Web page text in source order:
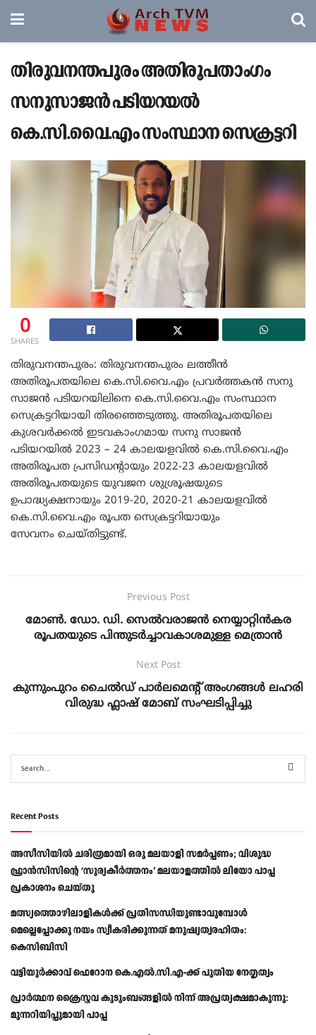
തിരുവനന്തപുരം അതിരൂപതാംഗം
സനുസാജൻ പടിയറയൽ
കെ.സി.വൈ.എം സംസ്ഥാന സെക്രട്ടറി
0
SHARES
തിരുവനന്തപുരം: തിരുവനന്തപുരം ലത്തീൻ
അതിരൂപതയിലെ കെ.സി.വൈ.എം പ്രവർത്തകൻ സനു
സാജൻ പടിയറയിലിനെ കെ.സി.വൈ.എം സംസ്ഥാന
സെക്രട്ടറിയായി തിരഞ്ഞെടുത്തു. അതിരൂപതയിലെ
കുശവർക്കൽ ഇടവകാംഗമായ സനു സാജൻ
പടിയറയിൽ 2023 – 24 കാലയളവിൽ കെ.സി.വൈ.എം
അതിരൂപത പ്രസിഡന്റായും 2022-23 കാലയളവിൽ
അതിരൂപതയുടെ യുവജന ശുശ്രൂഷയുടെ
ഉപാദ്ധ്യക്ഷനായും 2019-20, 2020-21 കാലയളവിൽ
കെ.സി.വൈ.എം രൂപത സെക്രട്ടറിയായും
സേവനം ചെയ്തിട്ടുണ്ട്.
Previous Post
മോൺ. ഡോ. ഡി. സെൽവരാജന്‍ നെയ്യാറ്റിൻകര
രൂപതയുടെ പിന്തുടര്‍ച്ചാവകാശമുള്ള മെത്രാന്‍
Next Post
കുന്നുംപുറം ചൈൽഡ് പാർലമെന്റ് അംഗങ്ങൾ ലഹരി
വിരുദ്ധ ഫ്ലാഷ് മോബ് സംഘടിപ്പിച്ചു
Recent Posts
അസീസിയിൽ ചരിത്രമായി ഒരു മലയാളി സമർപ്പണം; വിശുദ്ധ
ഫ്രാൻസിസിന്റെ ‘സൂര്യകീർത്തനം’ മലയാളത്തിൽ ലിയോ പാപ്പ
പ്രകാശനം ചെയ്തു
മത്സ്യത്തൊഴിലാളികള്‍ക്ക് പ്രതിസന്ധിയുണ്ടാവുമ്പോള്‍
മെല്ലെപ്പോക്കു നയം സ്വീകരിക്കുന്നത് മനുഷ്യത്വരഹിതം:
കെസിബിസി
വട്ടിയൂർക്കാവ് ഫെറോന കെ.എൽ.സി.എ-ക്ക് പുതിയ നേതൃത്വം
പ്രാര്‍ത്ഥന ക്രൈസ്തവ കുടുംബങ്ങളില്‍ നിന്ന് അപ്രത്യക്ഷമാകുന്നു:
മുന്നറിയിപ്പുമായി പാപ്പ